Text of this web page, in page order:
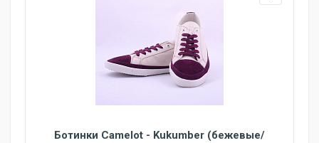
Ботинки Camelot - Kukumber (бежевые/